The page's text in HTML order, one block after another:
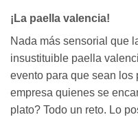
¡La paella valencia!
Nada más sensorial que
insustituible paella
evento para que sean los
empresa quienes se
plato? Todo un reto. Lo